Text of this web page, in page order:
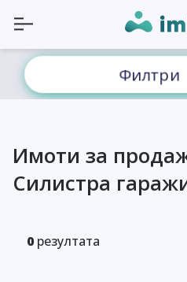
Филтри
Имоти за
Силистра
0 резултата